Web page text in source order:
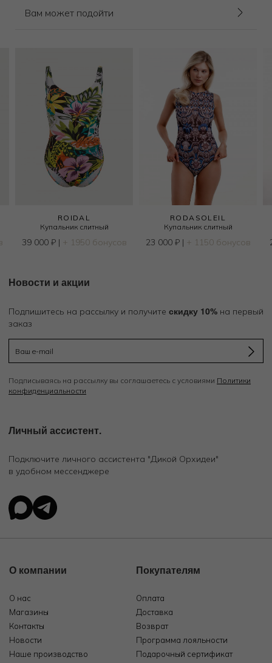
Вам может подойти
ROIDAL
Купальник слитный
39 000 ₽| + 1950 бонусов
RODASOLEIL
Купальник слитный
23 000 ₽| + 1150 бонусов
Новости и акции
Подпишитесь на рассылку и получите скидку 10% на первый
заказ
Подписываясь на рассылку вы соглашаетесь с условиями Политики
конфиденциальности
Личный ассистент.
Подключите личного ассистента "Дикой Орхидеи"
в удобном мессенджере
О компании
О нас
Магазины
Контакты
Новости
Наше производство
Покупателям
Оплата
Доставка
Возврат
Программа лояльности
Подарочный сертификат